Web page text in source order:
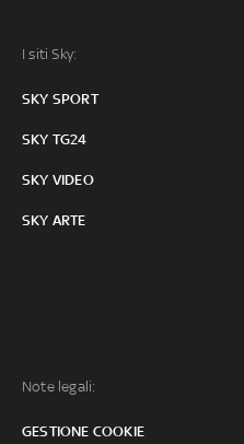
I siti Sky:
SKY SPORT
SKY TG24
SKY VIDEO
SKY ARTE
Note legali:
GESTIONE COOKIE